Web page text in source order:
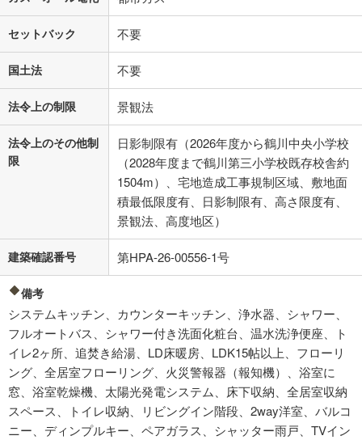
セットバック 不要
国土法 不要
法令上の制限 景観法
法令上のその他制
限
日影制限有（2026年度から鶴川中央小学校
（2028年度まで鶴川第三小学校既存校舎約
1504m）、宅地造成工事規制区域、敷地面
積最低限度有、日影制限有、高さ限度有、
景観法、高度地区）
建築確認番号 第HPA-26-00556-1号
備考
システムキッチン、カウンターキッチン、浄水器、シャワー、
フルオートバス、シャワー付き洗面化粧台、温水洗浄便座、ト
イレ2ヶ所、追焚き給湯、LD床暖房、LDK15帖以上、フローリ
ング、全居室フローリング、火災警報器（報知機）、浴室に
窓、浴室乾燥機、太陽光発電システム、床下収納、全居室収納
スペース、トイレ収納、リビングイン階段、2way洋室、バルコ
ニー、ディンプルキー、ペアガラス、シャッター雨戸、TVイン